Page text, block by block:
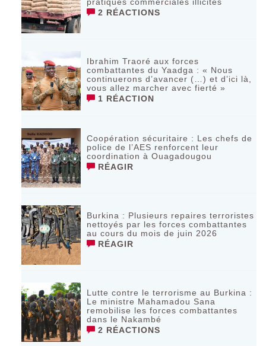
pratiques commerciales illicites
2 RÉACTIONS
Ibrahim Traoré aux forces
combattantes du Yaadga : « Nous
continuerons d’avancer (…) et d’ici là,
vous allez marcher avec fierté »
1 RÉACTION
Coopération sécuritaire : Les chefs de
police de l’AES renforcent leur
coordination à Ouagadougou
RÉAGIR
‎Burkina : Plusieurs repaires terroristes
nettoyés par les forces combattantes
au cours du mois de juin 2026
RÉAGIR
Lutte contre le terrorisme au Burkina :
Le ministre Mahamadou Sana
remobilise les forces combattantes
dans le Nakambé
2 RÉACTIONS